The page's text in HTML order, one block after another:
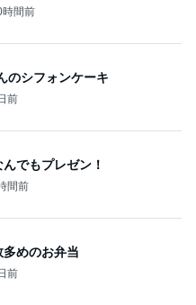
時間前
のシフォンケーキ
前
でもプレゼン！
間前
めのお弁当
前